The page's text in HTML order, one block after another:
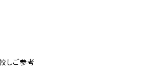
しご参考